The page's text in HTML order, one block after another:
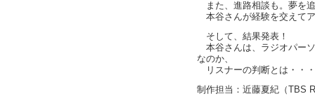
また、進路相談も。夢を
本谷さんが経験を交えて
そして、結果発表！
本谷さんは、ラジオパー
なのか、
リスナーの判断とは・・
制作担当：近藤夏紀（TBS